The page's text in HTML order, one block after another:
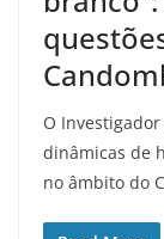
O Investigador
dinâmicas de
no âmbito do